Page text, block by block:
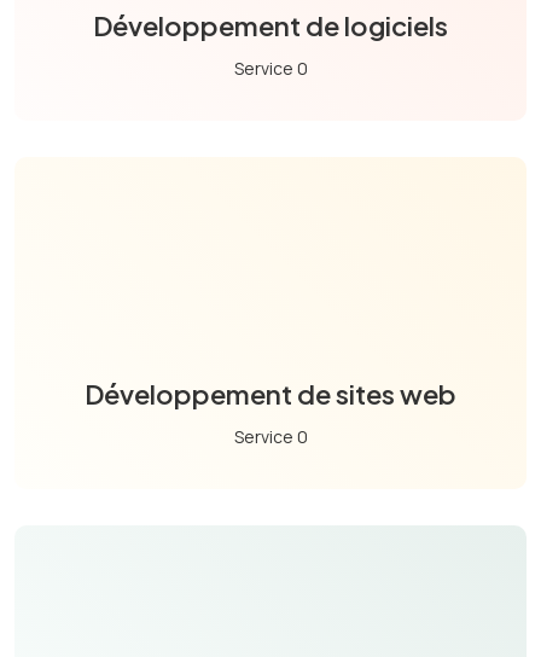
Développement de logiciels
Service 0
Développement de sites web
Service 0